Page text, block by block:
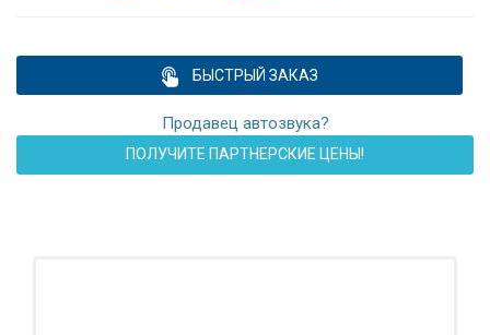
БЫСТРЫЙ ЗАКАЗ
Продавец автозвука?
ПОЛУЧИТЕ ПАРТНЕРСКИЕ ЦЕНЫ!